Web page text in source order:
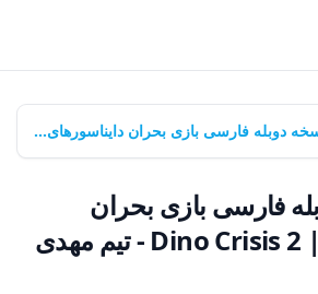
دانلود نسخه دوبله فارسی بازی بحران دایناسورهای ۲ | Dino Crisis 2 - تیم مهدی پورآزاد
فارسی بازی بحران
دایناسورهای ۲ | Dino Crisis 2 - تیم مهدی